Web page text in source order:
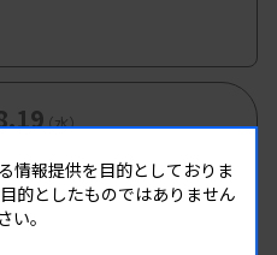
（水）
情報提供を目的としておりま
的としたものではありません
。